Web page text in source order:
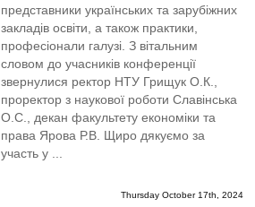
представники українських та зарубіжних
закладів освіти, а також практики,
професіонали галузі. З вітальним
словом до учасників конференції
звернулися ректор НТУ Грищук О.К.,
проректор з наукової роботи Славінська
О.С., декан факультету економіки та
права Ярова Р.В. Щиро дякуємо за
участь у ...
Thursday October 17th, 2024